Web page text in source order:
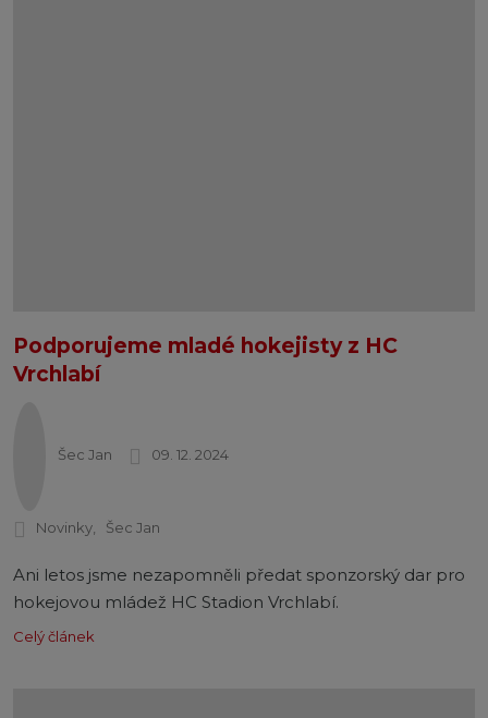
Podporujeme mladé hokejisty z HC
Vrchlabí
Šec Jan 09. 12. 2024
Novinky Šec Jan
Ani letos jsme nezapomněli předat sponzorský dar pro
hokejovou mládež HC Stadion Vrchlabí.
Celý článek